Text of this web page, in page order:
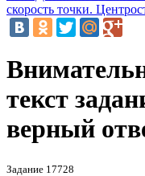
скорость точки.
текст
верный
Задание 17728